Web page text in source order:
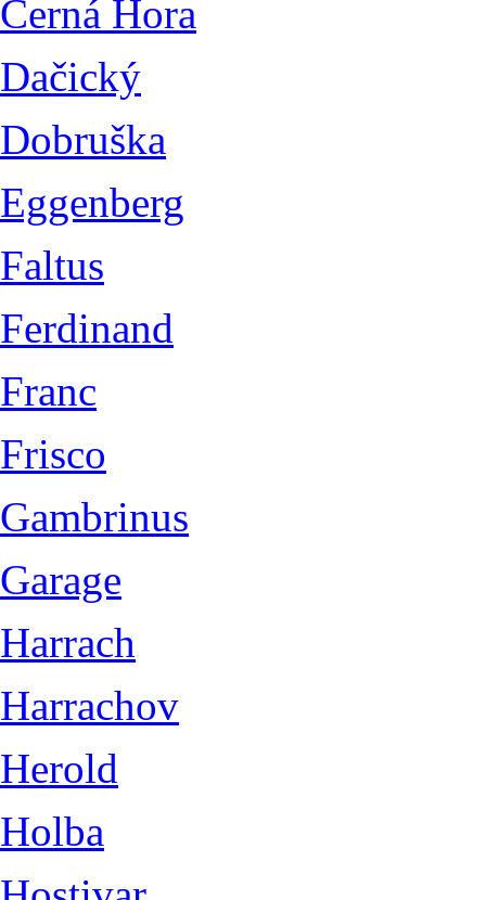
Černá Hora
Dačický
Dobruška
Eggenberg
Faltus
Ferdinand
Franc
Frisco
Gambrinus
Garage
Harrach
Harrachov
Herold
Holba